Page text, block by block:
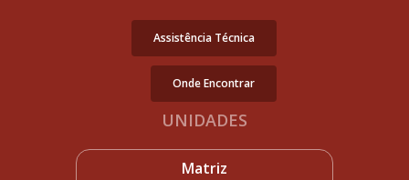
Assistência Técnica
Onde Encontrar
UNIDADES
Matriz